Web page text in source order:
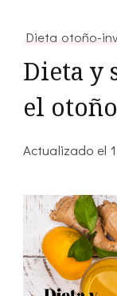
Dieta otoño-
Dieta y
el
Actualizado el